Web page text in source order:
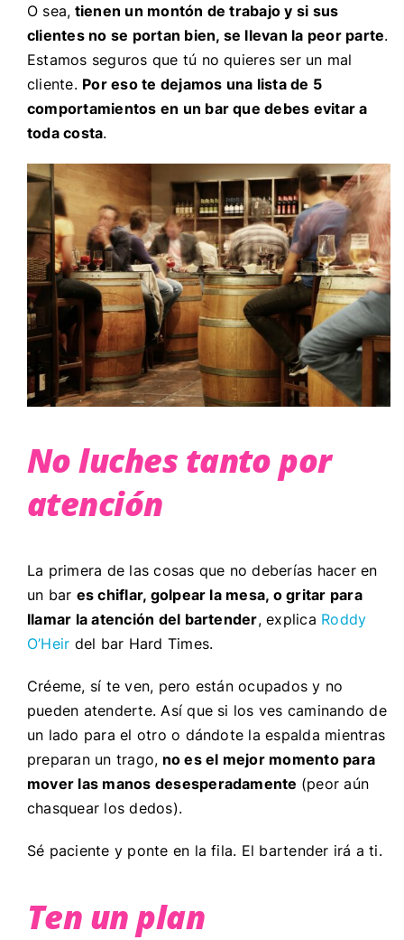
O sea, tienen un montón de trabajo y si sus
clientes no se portan bien, se llevan la peor parte.
Estamos seguros que tú no quieres ser un mal
cliente. Por eso te dejamos una lista de 5
comportamientos en un bar que debes evitar a
toda costa.
No luches tanto por
atención
La primera de las cosas que no deberías hacer en
un bar es chiflar, golpear la mesa, o gritar para
llamar la atención del bartender, explica Roddy
O’Heir del bar Hard Times.
Créeme, sí te ven, pero están ocupados y no
pueden atenderte. Así que si los ves caminando de
un lado para el otro o dándote la espalda mientras
preparan un trago, no es el mejor momento para
mover las manos desesperadamente (peor aún
chasquear los dedos).
Sé paciente y ponte en la fila. El bartender irá a ti.
Ten un plan